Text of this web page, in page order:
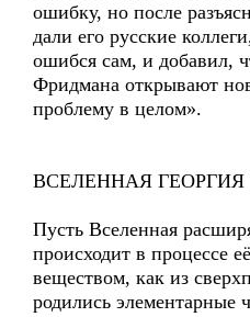
ошибку, но после
дали его русские
ошибся сам, и добавил,
Фридмана открывают
проблему в целом».
ВСЕЛЕННАЯ
Пусть Вселенная
происходит в процессе
веществом, как из
родились элементарные